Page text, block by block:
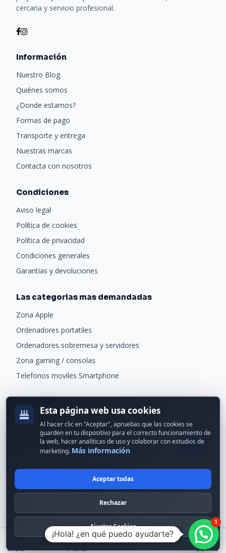
cercana y servicio profesional.
Información
Nuestro Blog
Quiénes somos
¿Donde estamos?
Formas de pago
Transporte y entrega
Nuestras marcas
Contacta con nosotros
Condiciones
Aviso legal
Política de cookies
Política de privacidad
Condiciones generales
Garantías y devoluciones
Las categorias mas demandadas
Zona Apple
Ordenadores portatiles
Ordenadores sobremesa y servidores
Zona gaming / consolas
Telefonos moviles Smartphone
Recibe ofertas exclusivas y novedades.
© 2024 Erson Tecnología. Todos los derechos reservados.
Política de privacidad
Condiciones Generales
Inicio Menú Carrito
1
¡Hola! ¿en qué puedo ayudarte?
Esta página web usa cookies
Al hacer clic en "Aceptar", apruebas que las cookies se
guarden en tu dispositivo para el correcto funcionamiento de
la web, hacer analíticas de uso y colaborar con estudios de
marketing. Más información
Aceptar todas
Rechazar
Ajustar Cookies